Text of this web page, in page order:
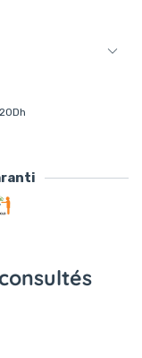
to help your
imagination and
to strengthen
because
moments!
paiement